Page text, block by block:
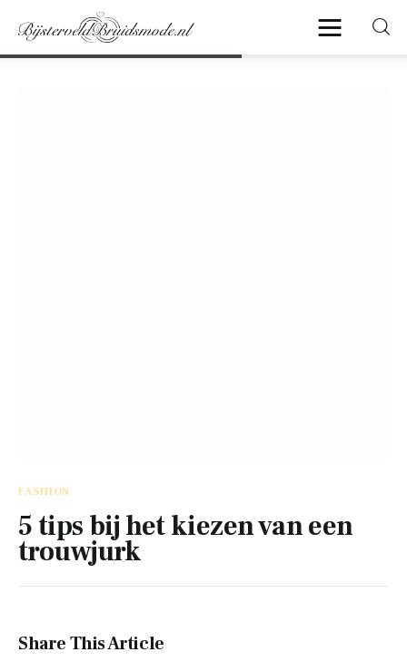
FASHION
5 tips bij het kiezen van een
trouwjurk
Share This Article